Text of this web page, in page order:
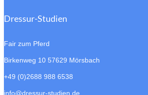
Dressur-Studien
Fair zum Pferd
Birkenweg 10 57629 Mörsbach
+49 (0)2688 988 6538
info@dressur-studien.de